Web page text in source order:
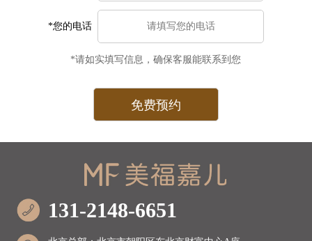
*您的电话
*请如实填写信息，确保客服能联系到您
131-2148-6651